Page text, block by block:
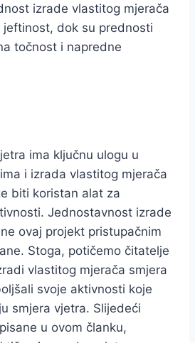
izrade vlastitog mjerača
dok su prednosti
točnost i napredne
ima ključnu ulogu u
i izrada vlastitog mjerača
biti koristan alat za
Jednostavnost izrade
ovaj projekt pristupačnim
Stoga, potičemo čitatelje
vlastitog mjerača smjera
svoje aktivnosti koje
smjera vjetra. Slijedeći
u ovom članku,